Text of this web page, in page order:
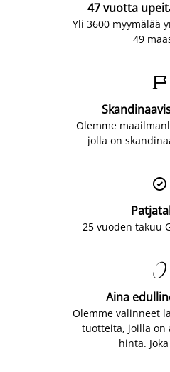
47 vuotta
Yli 3600 myymälää
49

Olemme
jolla on

25 vuoden takuu

Aina
Olemme valinneet
tuotteita, joilla on
hinta.